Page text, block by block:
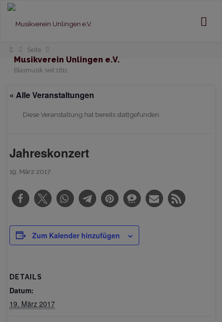
Musikverein Unlingen e.V.
Blasmusik seit 1811
HomeSeite
« Alle Veranstaltungen
Diese Veranstaltung hat bereits stattgefunden.
Jahreskonzert
19. März 2017
Zum Kalender hinzufügen
DETAILS
Datum:
19. März 2017